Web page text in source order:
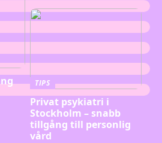
TIPS
Privat psykiatri i
Stockholm – snabb
tillgång till personlig
vård